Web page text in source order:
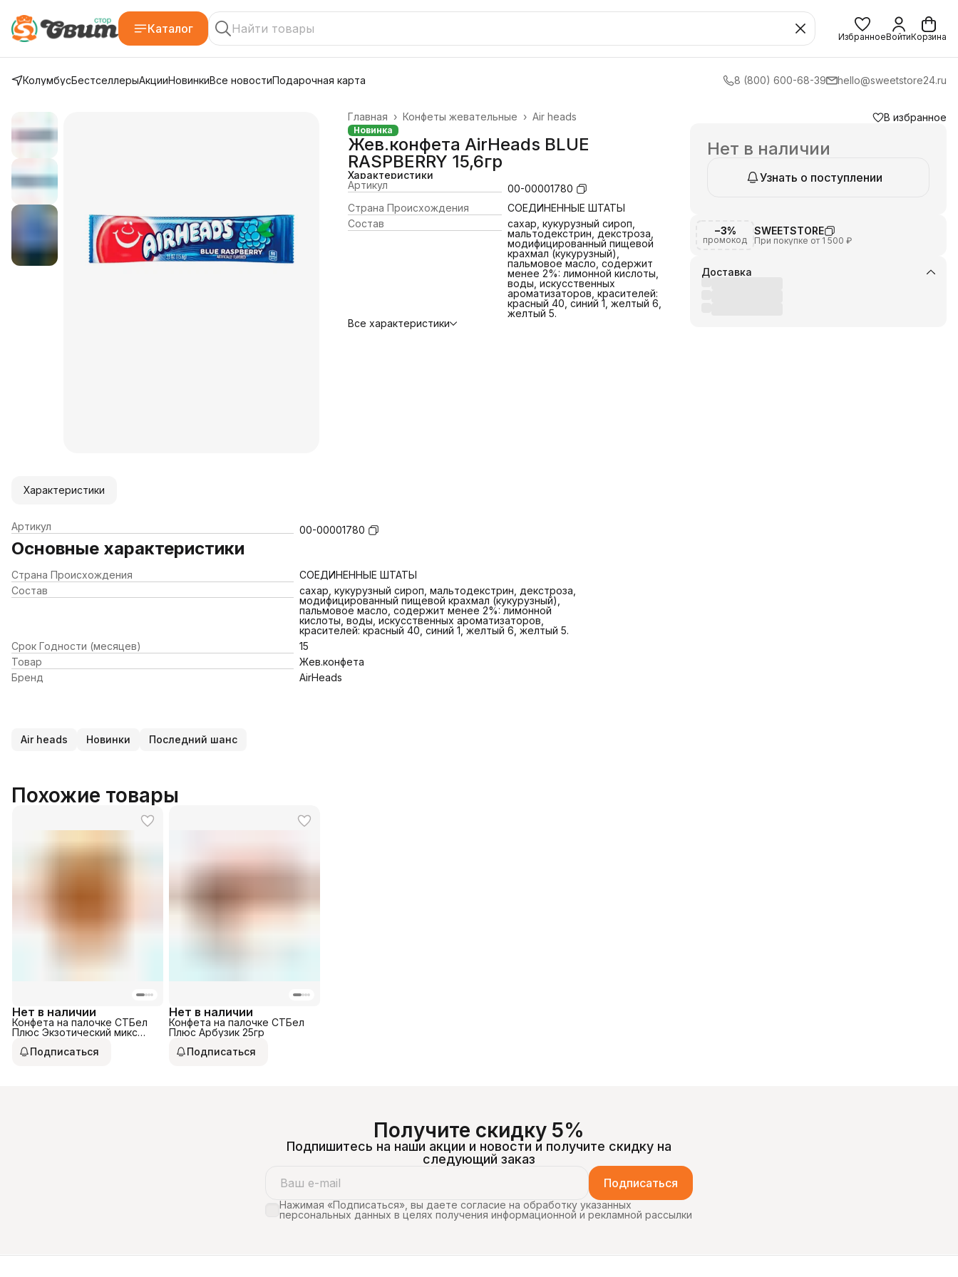
Каталог
ИзбранноеВойтиКорзина
КолумбусБестселлерыАкцииНовинкиВсе новостиПодарочная карта 8 (800) 600-68-39 hello@sweetstore24.ru
Air heads
Конфеты жевательные ›
Главная ›
Новинка
Жев.конфета AirHeads BLUE
RASPBERRY 15,6гр
Характеристики
Артикул
00-00001780
Страна Происхождения
СОЕДИНЕННЫЕ ШТАТЫ
Состав
сахар, кукурузный сироп,
мальтодекстрин, декстроза,
модифицированный пищевой
крахмал (кукурузный),
пальмовое масло, содержит
менее 2%: лимонной кислоты,
воды, искусственных
ароматизаторов, красителей:
красный 40, синий 1, желтый 6,
желтый 5.
Все характеристики
В избранное
Нет в наличии
Узнать о поступлении
−3%
промокод
SWEETSTORE
При покупке от 1 500 ₽
Доставка
Характеристики
Артикул 00-00001780
Основные характеристики
Страна Происхождения
СОЕДИНЕННЫЕ ШТАТЫ
Состав
сахар, кукурузный сироп, мальтодекстрин, декстроза,
модифицированный пищевой крахмал (кукурузный),
пальмовое масло, содержит менее 2%: лимонной
кислоты, воды, искусственных ароматизаторов,
красителей: красный 40, синий 1, желтый 6, желтый 5.
Срок Годности (месяцев)
15
Товар
Жев.конфета
Бренд
AirHeads
Air heads Новинки Последний шанс
Похожие товары
Нет в наличии
Конфета на палочке СТБел
Плюс Экзотический микс
Подписаться
Нет в наличии
Конфета на палочке СТБел
Плюс Арбузик 25гр
Подписаться
Получите скидку 5%
Подпишитесь на наши акции и новости и получите скидку на
следующий заказ
Подписаться
Нажимая «Подписаться», вы даете согласие на обработку указанных
персональных данных в целях получения информационной и рекламной рассылки